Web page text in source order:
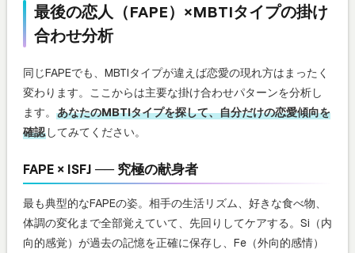
最後の恋人（FAPE）×MBTIタイプの掛け
合わせ分析
同じFAPEでも、MBTIタイプが違えば恋愛の現れ方はまったく
変わります。ここからは主要な掛け合わせパターンを分析し
ます。 あなたのMBTIタイプを探して、自分だけの恋愛傾向を
確認 してみてください。
FAPE × ISFJ ── 究極の献身者
最も典型的なFAPEの姿。相手の生活リズム、好きな食べ物、
体調の変化まで全部覚えていて、先回りしてケアする。Si（内
向的感覚）が過去の記憶を正確に保存し、Fe（外向的感情）